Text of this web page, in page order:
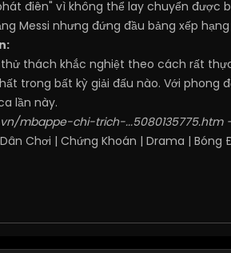
điên" vì không thể lay chuyển được
Messi nhưng đứng đầu bảng xếp
thách khắc nghiệt theo cách rất
trong bất kỳ giải đấu nào. Với phong
lần này.
mbappe-chi-trich-...5080135775.htm
Chơi | Chứng Khoán | Drama | Bóng